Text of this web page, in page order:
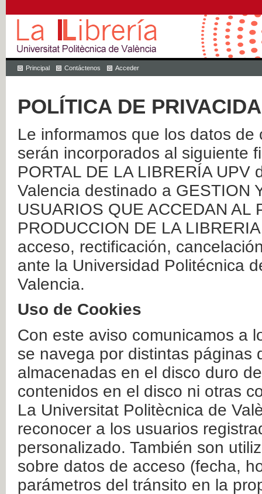
Principal Contáctenos Acceder
POLÍTICA DE
Le informamos que los datos
serán incorporados al siguiente
PORTAL DE LA LIBRERÍA
Valencia destinado a GESTION
USUARIOS QUE ACCEDAN AL
PRODUCCION DE LA
acceso, rectificación,
ante la Universidad Politécnica
Valencia.
Uso de Cookies
Con este aviso comunicamos a
se navega por distintas páginas
almacenadas en el disco duro
contenidos en el disco ni otras
La Universitat Politècnica de
reconocer a los usuarios
personalizado. También son
sobre datos de acceso (fecha,
parámetros del tránsito en la